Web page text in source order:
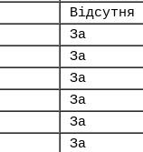
Відсутня
За
За
За
За
За
За